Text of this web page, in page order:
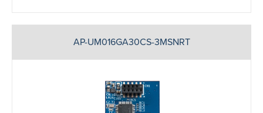
AP-UM016GA30CS-3MSNRT